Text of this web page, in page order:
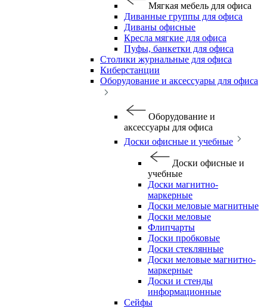
Мягкая мебель для офиса
Диванные группы для офиса
Диваны офисные
Кресла мягкие для офиса
Пуфы, банкетки для офиса
Столики журнальные для офиса
Киберстанции
Оборудование и аксессуары для офиса
Оборудование и
аксессуары для офиса
Доски офисные и учебные
Доски офисные и
учебные
Доски магнитно-
маркерные
Доски меловые магнитные
Доски меловые
Флипчарты
Доски пробковые
Доски стеклянные
Доски меловые магнитно-
маркерные
Доски и стенды
информационные
Сейфы